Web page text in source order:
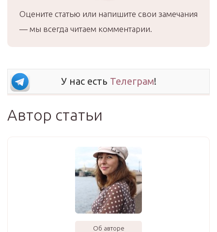
Оцените статью или напишите свои замечания
— мы всегда читаем комментарии.
У нас есть Телеграм!
Автор статьи
Об авторе